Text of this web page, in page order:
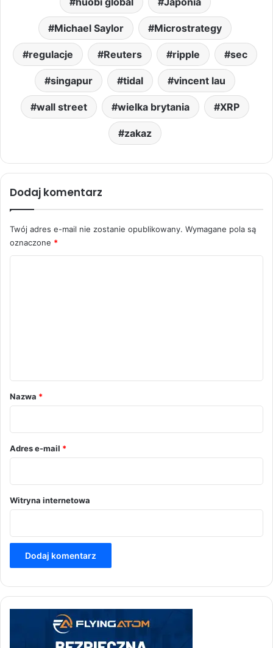
Michael Saylor Microstrategy
regulacje Reuters ripple sec
singapur tidal vincent lau
wall street wielka brytania XRP
zakaz
Dodaj komentarz
Twój adres e-mail nie zostanie opublikowany. Wymagane pola są
oznaczone *
r
*
Nazwa *
Adres e-mail *
Witryna internetowa